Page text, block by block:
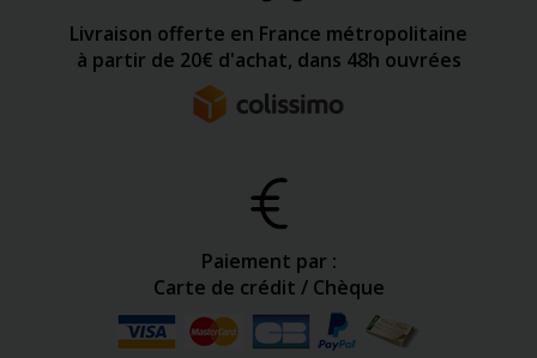
Livraison offerte en France métropolitaine
à partir de 20€ d'achat, dans 48h ouvrées
Paiement par :
Carte de crédit / Chèque